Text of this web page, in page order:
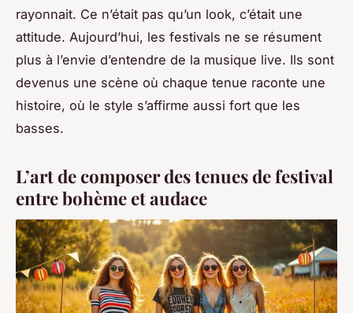
rayonnait. Ce n’était pas qu’un look, c’était une
attitude. Aujourd’hui, les festivals ne se résument
plus à l’envie d’entendre de la musique live. Ils sont
devenus une scène où chaque tenue raconte une
histoire, où le style s’affirme aussi fort que les
basses.
L’art de composer des tenues de festival
entre bohème et audace